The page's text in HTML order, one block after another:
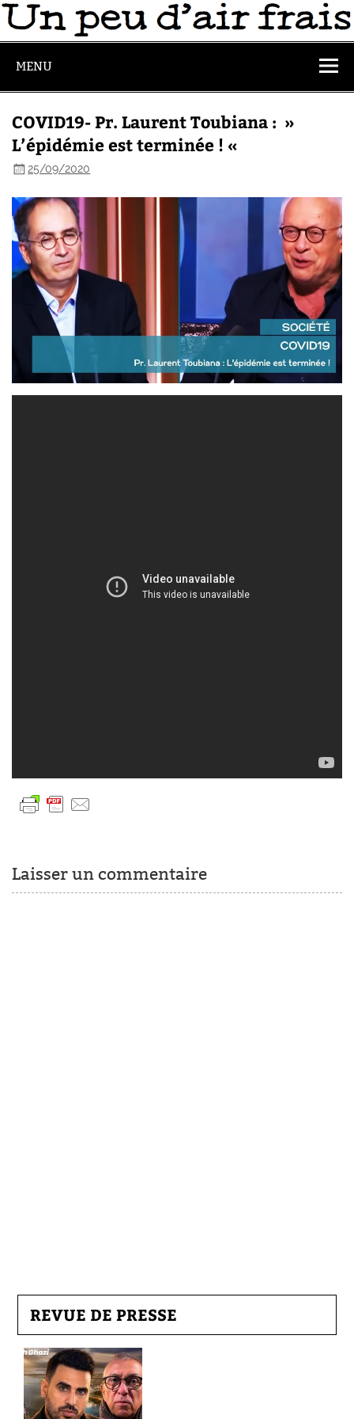
MENU
COVID19- Pr. Laurent Toubiana : »
L’épidémie est terminée ! «
25/09/2020
Laisser un commentaire
REVUE DE PRESSE